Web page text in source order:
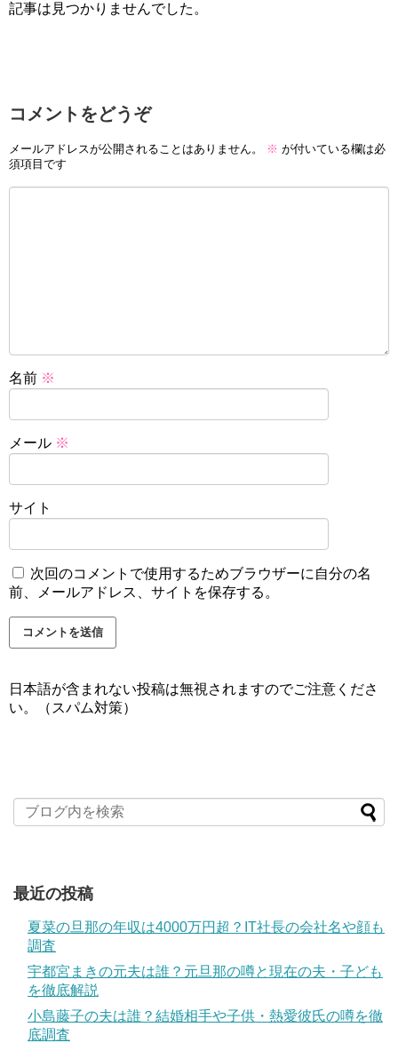
記事は見つかりませんでした。
コメントをどうぞ
メールアドレスが公開されることはありません。 ※ が付いている欄は必
須項目です
名前 ※
メール ※
サイト
次回のコメントで使用するためブラウザーに自分の名
前、メールアドレス、サイトを保存する。
日本語が含まれない投稿は無視されますのでご注意くださ
い。（スパム対策）
最近の投稿
夏菜の旦那の年収は4000万円超？IT社長の会社名や顔も
調査
宇都宮まきの元夫は誰？元旦那の噂と現在の夫・子ども
を徹底解説
小島藤子の夫は誰？結婚相手や子供・熱愛彼氏の噂を徹
底調査